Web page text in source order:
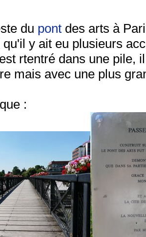
du pont des arts à
y ait eu plusieurs
est rtentré dans une pile,
mais avec une plus
: